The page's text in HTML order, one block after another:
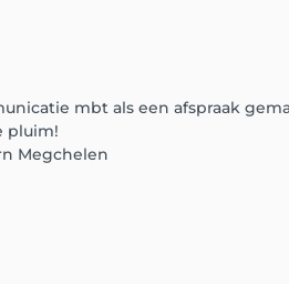
mbt als een afspraak
pluim!
Megchelen